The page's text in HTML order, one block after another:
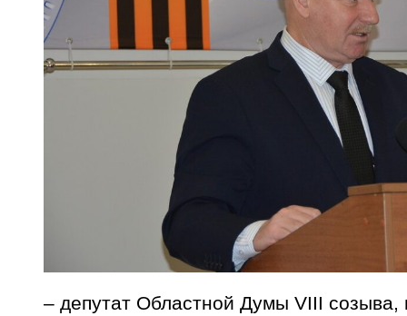
– депутат Областной Думы VIII созыва,